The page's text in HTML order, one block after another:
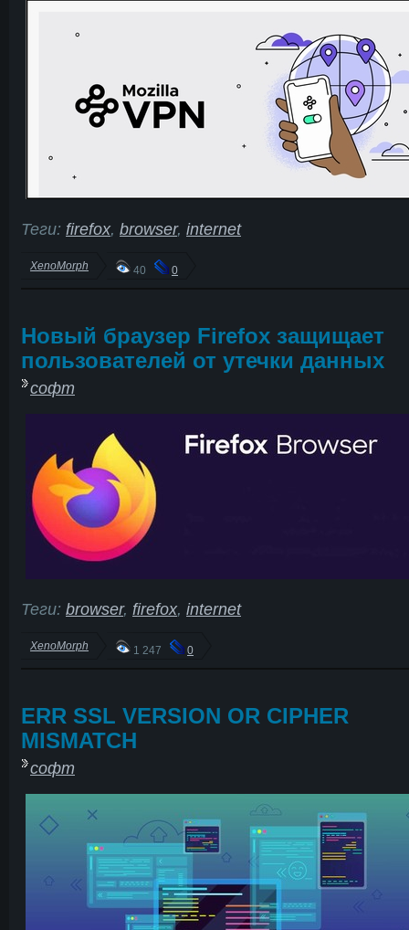
Теги: firefox, browser, internet
XenoMorph 40 0
Новый браузер Firefox защищает
пользователей от утечки данных
софт
Теги: browser, firefox, internet
XenoMorph 1 247 0
ERR SSL VERSION OR CIPHER
MISMATCH
софт